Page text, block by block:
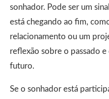
sonhador. Pode ser um
está chegando ao fim,
relacionamento ou um
reflexão sobre o passado
futuro.
Se o sonhador está